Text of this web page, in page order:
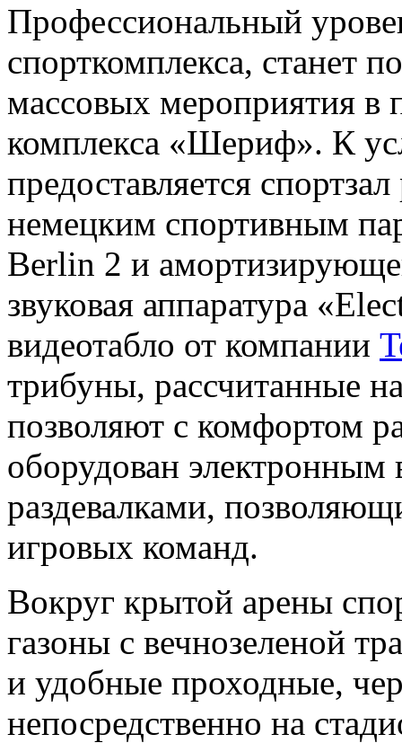
Профессиональный
спорткомплекса, станет
массовых мероприятия в
комплекса «Шериф». К
предоставляется
немецким спортивным
Berlin 2 и
звуковая аппаратура
видеотабло от компании
трибуны, рассчитанные
позволяют с комфортом
оборудован электронным
раздевалками,
игровых команд.
Вокруг крытой арены
газоны с вечнозеленой
и удобные проходные,
непосредственно на